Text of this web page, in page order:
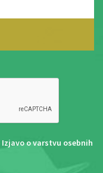
Izjavo o varstvu osebnih